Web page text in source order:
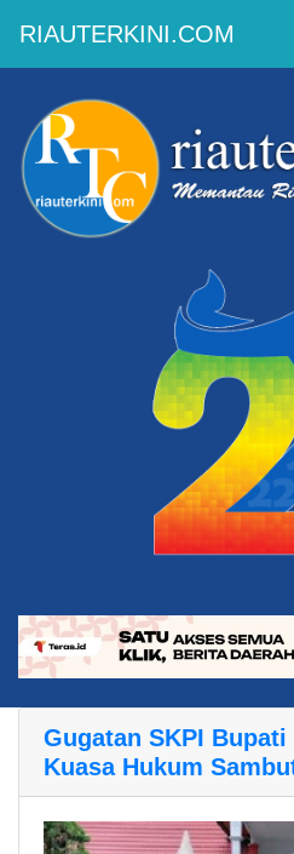
RIAUTERKINI.COM
Gugatan SKPI
Kuasa Hukum